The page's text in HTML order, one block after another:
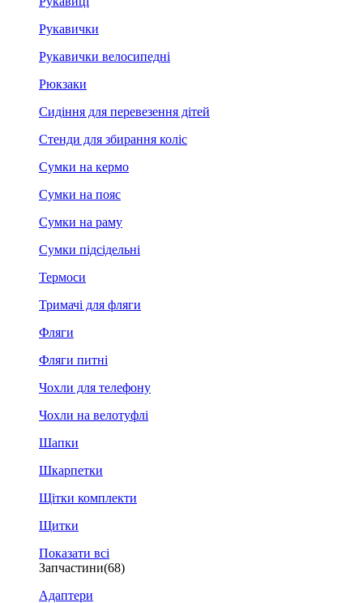
Рукавички
Рукавички велосипедні
Рюкзаки
Сидіння для перевезення дітей
Стенди для збирання коліс
Сумки на кермо
Сумки на пояс
Сумки на раму
Сумки підсідельні
Термоси
Тримачі для фляги
Фляги
Фляги питні
Чохли для телефону
Чохли на велотуфлі
Шапки
Шкарпетки
Щітки комплекти
Щитки
Показати всі
Запчастини(68)
Адаптери